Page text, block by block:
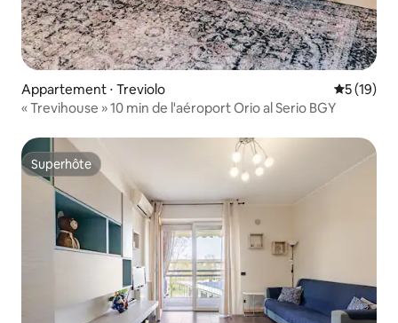
Appartement ⋅ Treviolo
5 (19)
« Trevihouse » 10 min de l'aéroport Orio al Serio BGY
Superhôte
Superhôte